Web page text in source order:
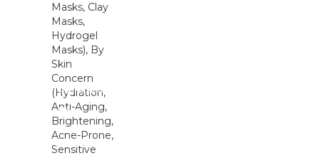
Replenishment
Facial Mask
Mark...